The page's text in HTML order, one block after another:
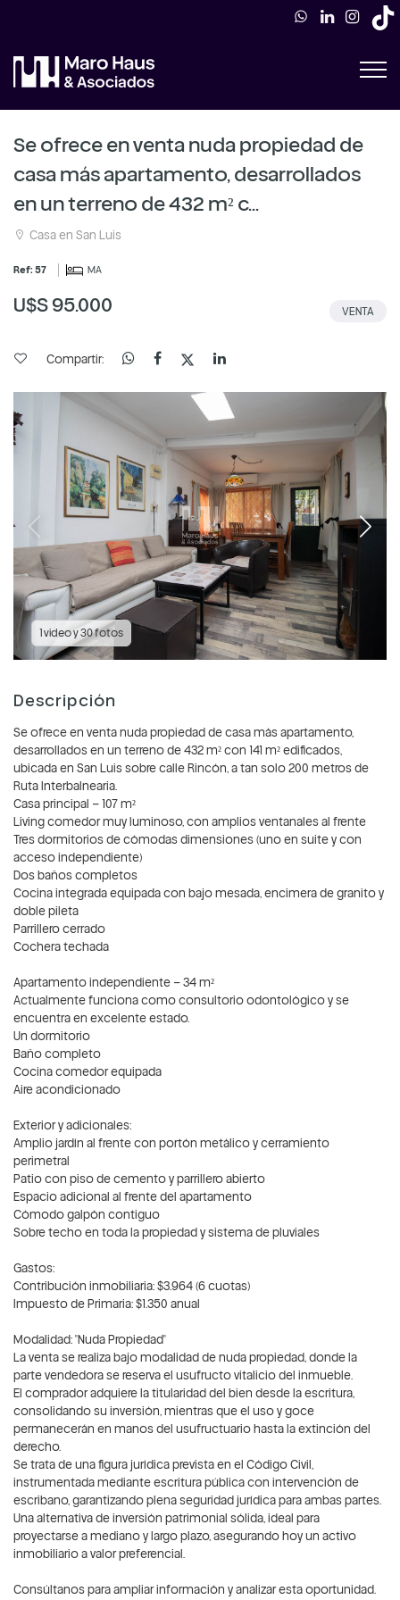
Se ofrece en venta nuda propiedad de
casa más apartamento, desarrollados
en un terreno de 432 m² c...
Casa en San Luis
Ref: 57 MA
U$S 95.000 VENTA
Compartir:
1 video y 30 fotos
Descripción
Se ofrece en venta nuda propiedad de casa más apartamento,
desarrollados en un terreno de 432 m² con 141 m² edificados,
ubicada en San Luis sobre calle Rincón, a tan solo 200 metros de
Ruta Interbalnearia.
Casa principal – 107 m²
Living comedor muy luminoso, con amplios ventanales al frente
Tres dormitorios de cómodas dimensiones (uno en suite y con
acceso independiente)
Dos baños completos
Cocina integrada equipada con bajo mesada, encimera de granito y
doble pileta
Parrillero cerrado
Cochera techada
Apartamento independiente – 34 m²
Actualmente funciona como consultorio odontológico y se
encuentra en excelente estado.
Un dormitorio
Baño completo
Cocina comedor equipada
Aire acondicionado
Exterior y adicionales:
Amplio jardín al frente con portón metálico y cerramiento
perimetral
Patio con piso de cemento y parrillero abierto
Espacio adicional al frente del apartamento
Cómodo galpón contiguo
Sobre techo en toda la propiedad y sistema de pluviales
Gastos:
Contribución inmobiliaria: $3.964 (6 cuotas)
Impuesto de Primaria: $1.350 anual
Modalidad: "Nuda Propiedad"
La venta se realiza bajo modalidad de nuda propiedad, donde la
parte vendedora se reserva el usufructo vitalicio del inmueble.
El comprador adquiere la titularidad del bien desde la escritura,
consolidando su inversión, mientras que el uso y goce
permanecerán en manos del usufructuario hasta la extinción del
derecho.
Se trata de una figura jurídica prevista en el Código Civil,
instrumentada mediante escritura pública con intervención de
escribano, garantizando plena seguridad jurídica para ambas partes.
Una alternativa de inversión patrimonial sólida, ideal para
proyectarse a mediano y largo plazo, asegurando hoy un activo
inmobiliario a valor preferencial.
Consúltanos para ampliar información y analizar esta oportunidad.